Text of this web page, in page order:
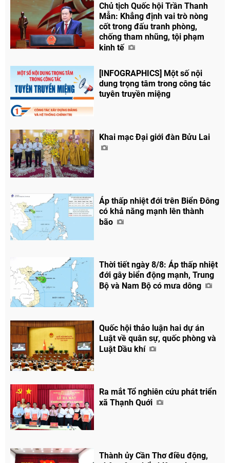
Chia sẻ
Chủ tịch Quốc hội Trần Thanh
Mẫn: Khẳng định vai trò nòng
cốt trong đấu tranh phòng,
chống tham nhũng, tội phạm
kinh tế
[INFOGRAPHICS] Một số nội
dung trọng tâm trong công tác
tuyên truyền miệng
Khai mạc Đại giới đàn Bửu Lai
Áp thấp nhiệt đới trên Biển Đông
có khả năng mạnh lên thành
bão
Thời tiết ngày 8/8: Áp thấp nhiệt
đới gây biển động mạnh, Trung
Bộ và Nam Bộ có mưa dông
Quốc hội thảo luận hai dự án
Luật về quân sự, quốc phòng và
Luật Dầu khí
Ra mắt Tổ nghiên cứu phát triển
xã Thạnh Quới
Thành ủy Cần Thơ điều động,